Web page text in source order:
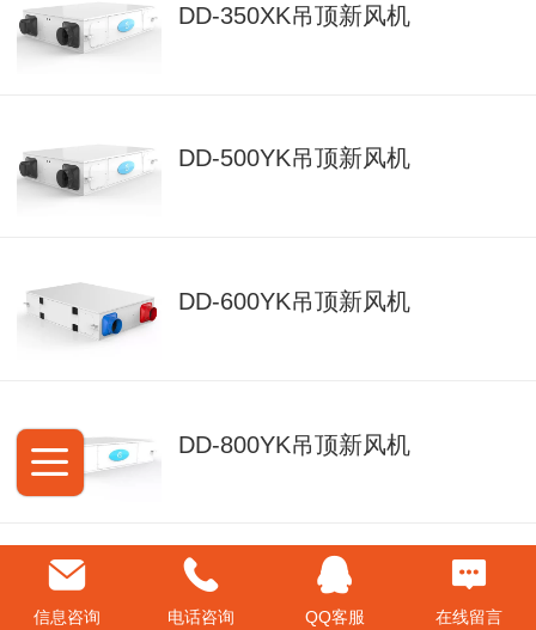
DD-350XK吊顶新风机
DD-500YK吊顶新风机
DD-600YK吊顶新风机
DD-800YK吊顶新风机
GS-600YK柜式新风机
信息咨询 电话咨询 QQ客服 在线留言